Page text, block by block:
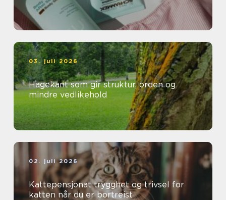
03. juli 2026
Hagekant som gir struktur, orden og
mindre vedlikehold
02. juli 2026
Kattepensjonat trygghet og trivsel for
katten når du er bortreist